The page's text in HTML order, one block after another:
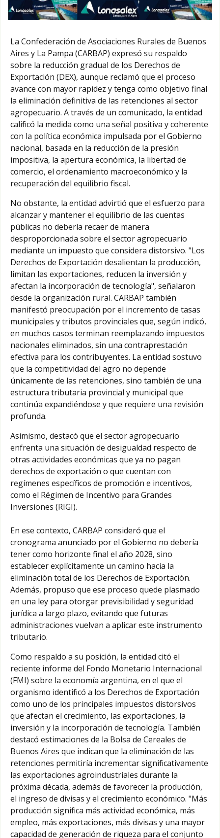
La Confederación de Asociaciones Rurales de Buenos
Aires y La Pampa (CARBAP) expresó su respaldo
sobre la reducción gradual de los Derechos de
Exportación (DEX), aunque reclamó que el proceso
avance con mayor rapidez y tenga como objetivo final
la eliminación definitiva de las retenciones al sector
agropecuario. A través de un comunicado, la entidad
calificó la medida como una señal positiva y coherente
con la política económica impulsada por el Gobierno
nacional, basada en la reducción de la presión
impositiva, la apertura económica, la libertad de
comercio, el ordenamiento macroeconómico y la
recuperación del equilibrio fiscal.
No obstante, la entidad advirtió que el esfuerzo para
alcanzar y mantener el equilibrio de las cuentas
públicas no debería recaer de manera
desproporcionada sobre el sector agropecuario
mediante un impuesto que considera distorsivo. "Los
Derechos de Exportación desalientan la producción,
limitan las exportaciones, reducen la inversión y
afectan la incorporación de tecnología", señalaron
desde la organización rural. CARBAP también
manifestó preocupación por el incremento de tasas
municipales y tributos provinciales que, según indicó,
en muchos casos terminan reemplazando impuestos
nacionales eliminados, sin una contraprestación
efectiva para los contribuyentes. La entidad sostuvo
que la competitividad del agro no depende
únicamente de las retenciones, sino también de una
estructura tributaria provincial y municipal que
continúa expandiéndose y que requiere una revisión
profunda.
Asimismo, destacó que el sector agropecuario
enfrenta una situación de desigualdad respecto de
otras actividades económicas que ya no pagan
derechos de exportación o que cuentan con
regímenes específicos de promoción e incentivos,
como el Régimen de Incentivo para Grandes
Inversiones (RIGI).
En ese contexto, CARBAP consideró que el
cronograma anunciado por el Gobierno no debería
tener como horizonte final el año 2028, sino
establecer explícitamente un camino hacia la
eliminación total de los Derechos de Exportación.
Además, propuso que ese proceso quede plasmado
en una ley para otorgar previsibilidad y seguridad
jurídica a largo plazo, evitando que futuras
administraciones vuelvan a aplicar este instrumento
tributario.
Como respaldo a su posición, la entidad citó el
reciente informe del Fondo Monetario Internacional
(FMI) sobre la economía argentina, en el que el
organismo identificó a los Derechos de Exportación
como uno de los principales impuestos distorsivos
que afectan el crecimiento, las exportaciones, la
inversión y la incorporación de tecnología. También
destacó estimaciones de la Bolsa de Cereales de
Buenos Aires que indican que la eliminación de las
retenciones permitiría incrementar significativamente
las exportaciones agroindustriales durante la
próxima década, además de favorecer la producción,
el ingreso de divisas y el crecimiento económico. "Más
producción significa más actividad económica, más
empleo, más exportaciones, más divisas y una mayor
capacidad de generación de riqueza para el conjunto